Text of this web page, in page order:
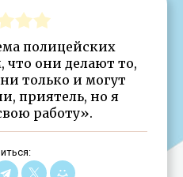
полицейских
что они делают то,
только и могут
приятель, но я
работу».